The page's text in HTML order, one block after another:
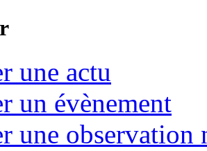
une actu
un évènement
une observation